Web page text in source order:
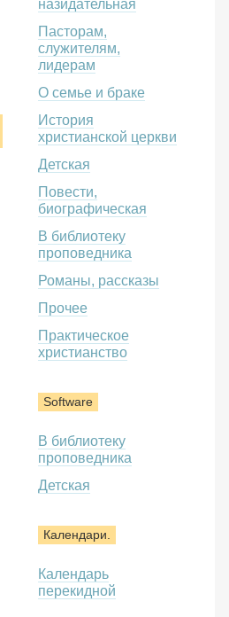
назидательная
Пасторам,
служителям,
лидерам
О семье и браке
История
христианской церкви
Детская
Повести,
биографическая
В библиотеку
проповедника
Романы, рассказы
Прочее
Практическое
христианство
Software
В библиотеку
проповедника
Детская
Календари.
Календарь
перекидной